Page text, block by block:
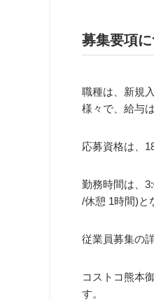
募集要項
職種は、新規
様々で、給与
応募資格は、
勤務時間は、
/休憩 1時間)と
従業員募集の
コストコ熊本
す。